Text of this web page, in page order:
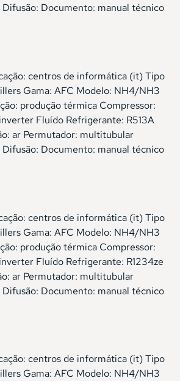
Documento: manual técnico
centros de informática (it) Tipo
Gama: AFC Modelo: NH4/NH3
produção térmica Compressor:
Fluído Refrigerante: R513A
ar Permutador: multitubular
Documento: manual técnico
centros de informática (it) Tipo
Gama: AFC Modelo: NH4/NH3
produção térmica Compressor:
Fluído Refrigerante: R1234ze
ar Permutador: multitubular
Documento: manual técnico
centros de informática (it) Tipo
Gama: AFC Modelo: NH4/NH3